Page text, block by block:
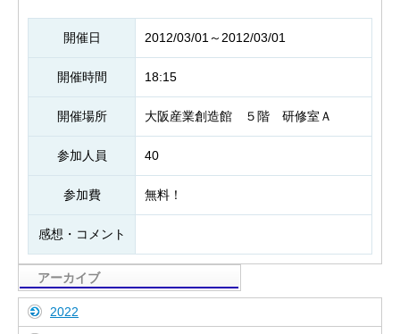
開催日 2012/03/01～2012/03/01
開催時間 18:15
開催場所 大阪産業創造館 ５階 研修室Ａ
参加人員 40
参加費 無料！
感想・コメント
アーカイブ
2022